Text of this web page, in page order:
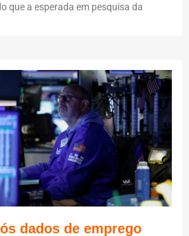
que a esperada em pesquisa da
dados de emprego